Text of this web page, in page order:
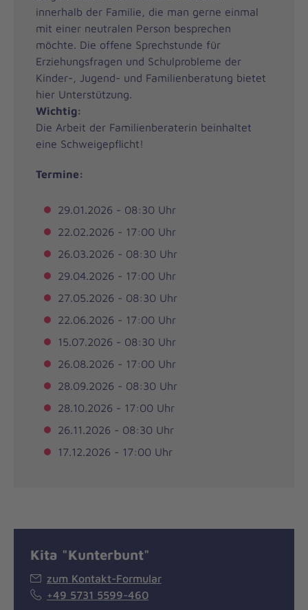
innerhalb der Familie, die man gerne einmal
mit einer neutralen Person besprechen
möchte. Die offene Sprechstunde für
Erziehungsfragen und Schulprobleme der
Kinder-, Jugend- und Familienberatung bietet
hier Unterstützung.
Wichtig:
Die Arbeit der Familienberaterin beinhaltet
eine Schweigepflicht!
Termine:
29.01.2026 - 08:30 Uhr
22.02.2026 - 17:00 Uhr
26.03.2026 - 08:30 Uhr
29.04.2026 - 17:00 Uhr
27.05.2026 - 08:30 Uhr
22.06.2026 - 17:00 Uhr
15.07.2026 - 08:30 Uhr
26.08.2026 - 17:00 Uhr
28.09.2026 - 08:30 Uhr
28.10.2026 - 17:00 Uhr
26.11.2026 - 08:30 Uhr
17.12.2026 - 17:00 Uhr
Kita "Kunterbunt"
zum Kontakt-Formular
+49 5731 5599-460